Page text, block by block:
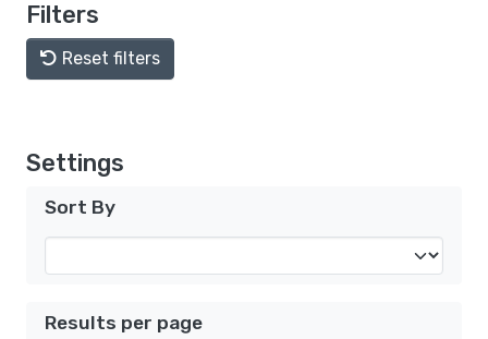
Filters
Reset filters
Settings
Sort By
Results per page